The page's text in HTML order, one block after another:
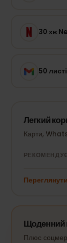
30 хв
50
Легкий
Карти,
Щоденний
Плюс